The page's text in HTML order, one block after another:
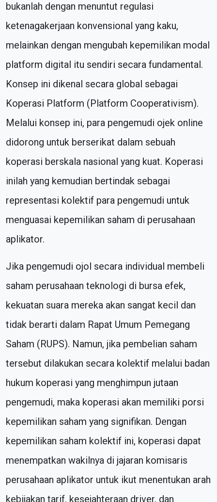
bukanlah dengan menuntut regulasi
ketenagakerjaan konvensional yang kaku,
melainkan dengan mengubah kepemilikan modal
platform digital itu sendiri secara fundamental.
Konsep ini dikenal secara global sebagai
Koperasi Platform (Platform Cooperativism).
Melalui konsep ini, para pengemudi ojek online
didorong untuk berserikat dalam sebuah
koperasi berskala nasional yang kuat. Koperasi
inilah yang kemudian bertindak sebagai
representasi kolektif para pengemudi untuk
menguasai kepemilikan saham di perusahaan
aplikator.
Jika pengemudi ojol secara individual membeli
saham perusahaan teknologi di bursa efek,
kekuatan suara mereka akan sangat kecil dan
tidak berarti dalam Rapat Umum Pemegang
Saham (RUPS). Namun, jika pembelian saham
tersebut dilakukan secara kolektif melalui badan
hukum koperasi yang menghimpun jutaan
pengemudi, maka koperasi akan memiliki porsi
kepemilikan saham yang signifikan. Dengan
kepemilikan saham kolektif ini, koperasi dapat
menempatkan wakilnya di jajaran komisaris
perusahaan aplikator untuk ikut menentukan arah
kebijakan tarif, kesejahteraan driver, dan